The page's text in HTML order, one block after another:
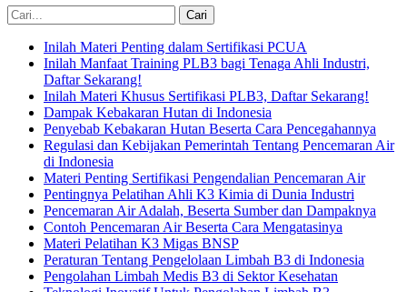
Inilah Materi Penting dalam Sertifikasi PCUA
Inilah Manfaat Training PLB3 bagi Tenaga Ahli Industri,
Daftar Sekarang!
Inilah Materi Khusus Sertifikasi PLB3, Daftar Sekarang!
Dampak Kebakaran Hutan di Indonesia
Penyebab Kebakaran Hutan Beserta Cara Pencegahannya
Regulasi dan Kebijakan Pemerintah Tentang Pencemaran Air
di Indonesia
Materi Penting Sertifikasi Pengendalian Pencemaran Air
Pentingnya Pelatihan Ahli K3 Kimia di Dunia Industri
Pencemaran Air Adalah, Beserta Sumber dan Dampaknya
Contoh Pencemaran Air Beserta Cara Mengatasinya
Materi Pelatihan K3 Migas BNSP
Peraturan Tentang Pengelolaan Limbah B3 di Indonesia
Pengolahan Limbah Medis B3 di Sektor Kesehatan